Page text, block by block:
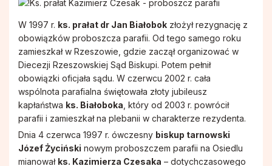
W 1997 r. ks. prałat dr Jan Białobok złożył rezygnację z
obowiązków proboszcza parafii. Od tego samego roku
zamieszkał w Rzeszowie, gdzie zaczął organizować w
Diecezji Rzeszowskiej Sąd Biskupi. Potem pełnił
obowiązki oficjała sądu. W czerwcu 2002 r. cała
wspólnota parafialna świętowała złoty jubileusz
kapłaństwa ks. Białoboka , który od 2003 r. powrócił
parafii i zamieszkał na plebanii w charakterze rezydenta.
Dnia 4 czerwca 1997 r. ówczesny biskup tarnowski
Józef Życiński nowym proboszczem parafii na Osiedlu
mianował ks. Kazimierza Czesaka – dotychczasowego